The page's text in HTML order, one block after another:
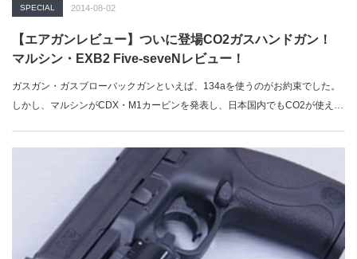
SPECIAL 2014-08-02
【エアガンレビュー】ついに登場CO2ガスハンドガン！
マルシン・EXB2 Five-seveNレビュー！
ガスガン・ガスブローバックガンといえば、134aを使うのがお約束でした。
しかし、マルシンがCDX・M1カービンを発表し、日本国内でもCO2が使え